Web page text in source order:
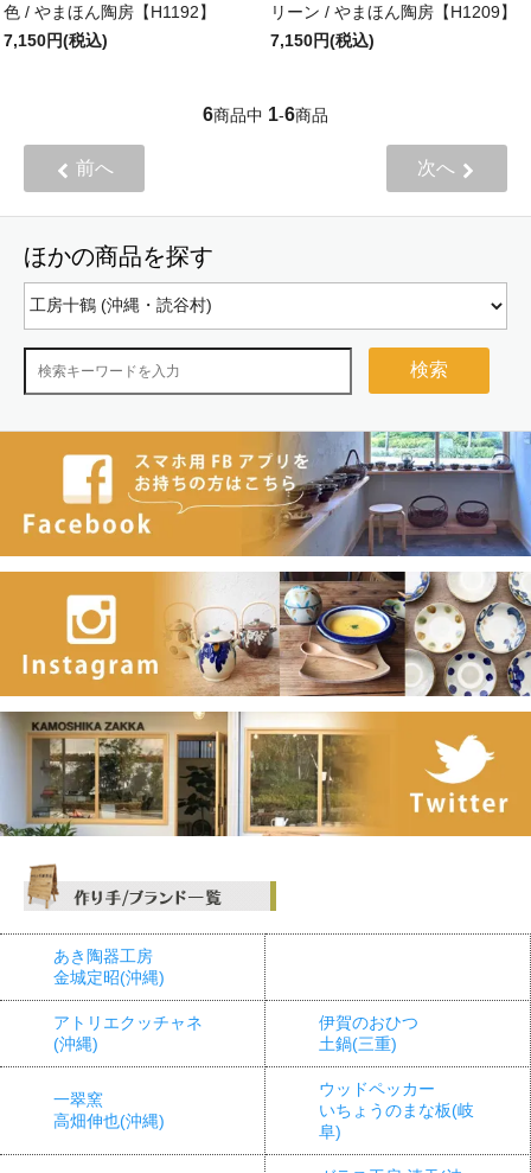
色 / やまほん陶房【H1192】
7,150円(税込)
リーン / やまほん陶房【H1209】
7,150円(税込)
6商品中 1-6商品
前へ 次へ
ほかの商品を探す
検索
あき陶器工房
金城定昭(沖縄)
アトリエクッチャネ
(沖縄)
伊賀のおひつ
土鍋(三重)
一翠窯
高畑伸也(沖縄)
ウッドペッカー
いちょうのまな板(岐
阜)